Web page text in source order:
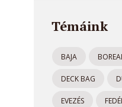
Témáink
BAJA
DECK BAG
EVEZÉS